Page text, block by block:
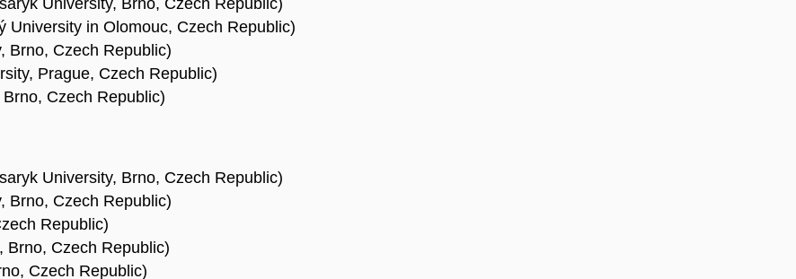
University in Olomouc, Czech Republic)
Brno, Czech Republic)
Prague, Czech Republic)
Czech Republic)
University, Brno, Czech Republic)
Brno, Czech Republic)
Republic)
Brno, Czech Republic)
Czech Republic)